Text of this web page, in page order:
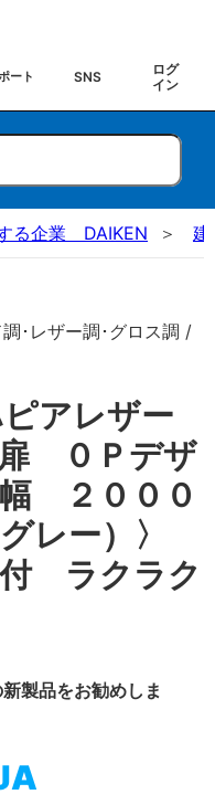
ート SNS
ログ
イン
る企業 DAIKEN 建
･レザー調･グロス調 /
アレザー
０Ｐデザ
２０００
レー）〉
ラクラク
製品をお勧めしま